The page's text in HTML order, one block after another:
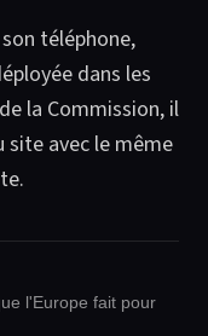
téléphone,
dans les
la Commission, il
site avec le même
l'Europe fait pour